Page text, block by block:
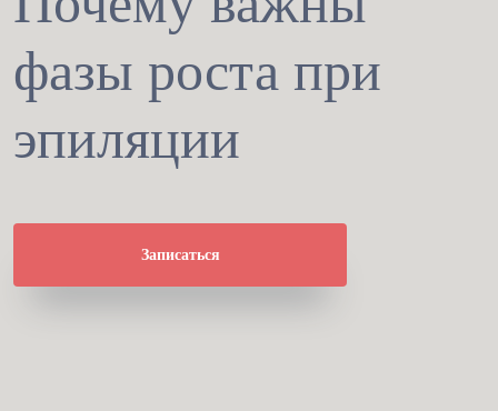
фазы роста при
эпиляции
Записаться